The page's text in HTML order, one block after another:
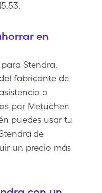
en
Stendra,
fabricante de
a
por Metuchen
puedes usar tu
de
un precio más